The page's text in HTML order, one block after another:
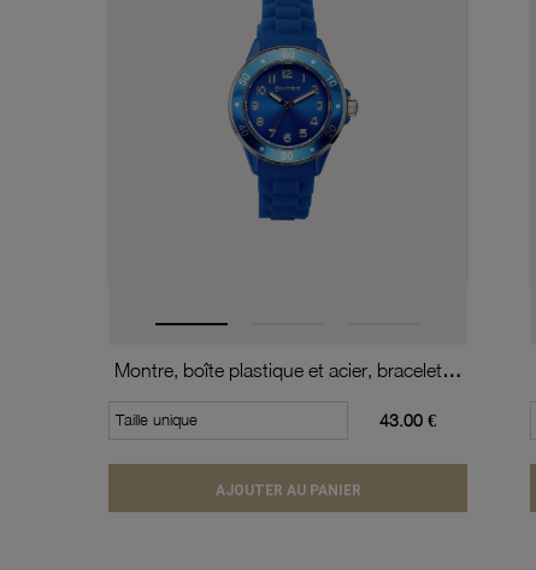
Montre, boîte plastique et acier, bracelet silicone, verre minéral, boys
Taille unique 43.00 €
AJOUTER AU PANIER